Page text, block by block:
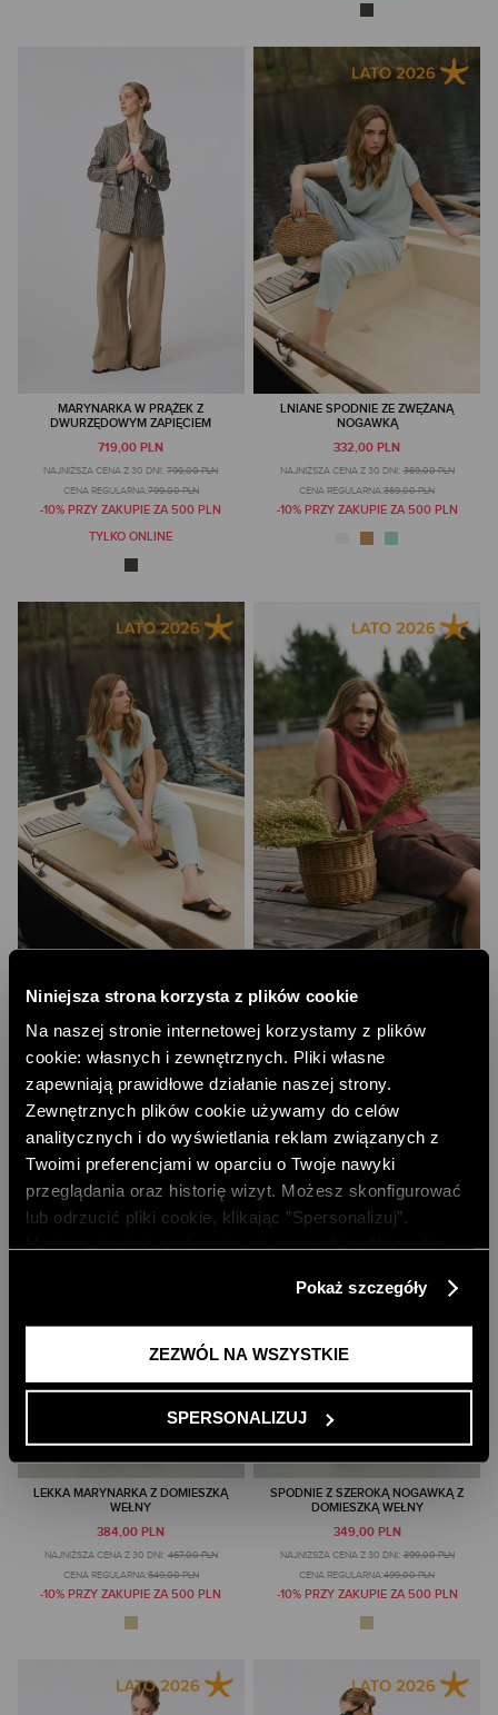
Niniejsza strona korzysta z plików cookie
Na naszej stronie internetowej korzystamy z plików
cookie: własnych i zewnętrznych. Pliki własne
zapewniają prawidłowe działanie naszej strony.
Zewnętrznych plików cookie używamy do celów
analitycznych i do wyświetlania reklam związanych z
Twoimi preferencjami w oparciu o Twoje nawyki
przeglądania oraz historię wizyt. Możesz skonfigurować
lub odrzucić pliki cookie, klikając ”Spersonalizuj”.
Polityce Prywatności
Pokaż szczegóły
ZEZWÓL NA WSZYSTKIE
SPERSONALIZUJ
MARYNARKA W PRĄŻEK Z
DWURZĘDOWYM ZAPIĘCIEM
719,00 PLN
NAJNIŻSZA CENA Z 30 DNI: 799,00 PLN
CENA REGULARNA:799,00 PLN
-10% PRZY ZAKUPIE ZA 500 PLN
TYLKO ONLINE
LNIANE SPODNIE ZE ZWĘŻANĄ
NOGAWKĄ
332,00 PLN
NAJNIŻSZA CENA Z 30 DNI: 369,00 PLN
CENA REGULARNA:369,00 PLN
-10% PRZY ZAKUPIE ZA 500 PLN
230,00 PLN
NAJNIŻSZA CENA Z 30 DNI: 329,00 PLN
-10% PRZY ZAKUPIE ZA 500 PLN
269,00 PLN
CENA REGULARNA:299,00 PLN
-10% PRZY ZAKUPIE ZA 500 PLN
LEKKA MARYNARKA Z DOMIESZKĄ
WEŁNY
384,00 PLN
NAJNIŻSZA CENA Z 30 DNI: 467,00 PLN
CENA REGULARNA:549,00 PLN
-10% PRZY ZAKUPIE ZA 500 PLN
SPODNIE Z SZEROKĄ NOGAWKĄ Z
DOMIESZKĄ WEŁNY
349,00 PLN
NAJNIŻSZA CENA Z 30 DNI: 399,00 PLN
CENA REGULARNA:499,00 PLN
-10% PRZY ZAKUPIE ZA 500 PLN